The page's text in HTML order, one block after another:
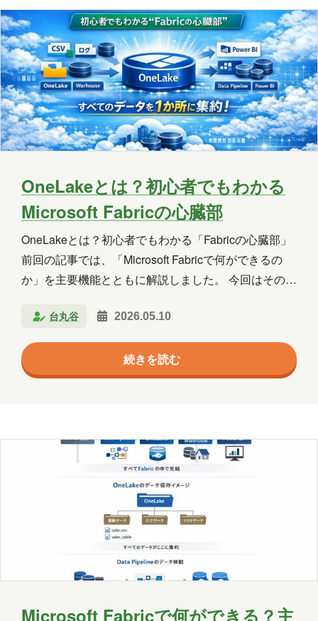
OneLake
OneNote
OpenAI
PHP
Power Apps
Power Automate
Power BI
Power Platform
PowerPoint
PowerShell
PowerShell ISE
Python
SharePoint
Update
Visual Studio
VR
Windows
Windows 10
Windows 11
WordPress
お出かけ
イベント
エージェント
コミュニケーション
サポート
ツール
ネットワーク
事例
北海道
医療 名古屋
大阪
導入支援
愛媛
旅行
津軽三味線 熊本
く解説しま…
OneLakeとは？初心者でもわかる
Microsoft Fabricの心臓部
OneLakeとは？初心者でもわかる「Fabricの心臓部」
前回の記事では、「Microsoft Fabricで何ができるの
か」を主要機能とともに解説しました。 今回はその中
ク） について、初心者の方にも分かりやすく解説しま
す。 OneLakeとは何か？ OneLakeを一言で表すと、
「Fabric専用の共通データ置き場」 です。 Microsoft
Fabricでは、すべてのデータがこのOneLakeに集約さ
く、1つの場所にまとめて保…
台丸谷 2026.05.10
続きを読む
Microsoft Fabricで何ができる？主